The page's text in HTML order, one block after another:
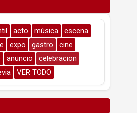
acto música
escena
expo gastro
cine
anuncio
celebración
VER TODO